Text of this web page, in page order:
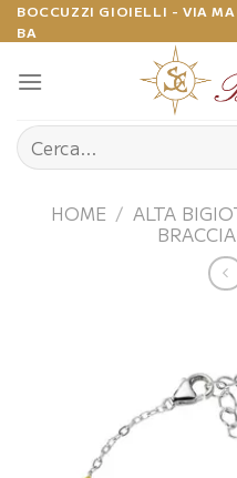
Salta
ai
contenuti
BOCCUZZI GIOIELLI - VIA
BA
Cerca:
HOME / ALTA